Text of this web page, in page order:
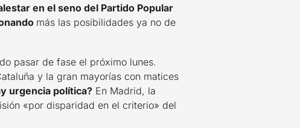
en el seno del Partido Popular
más las posibilidades ya no de
pasar de fase el próximo lunes.
y la gran mayorías con matices
urgencia política? En Madrid, la
«por disparidad en el criterio» del